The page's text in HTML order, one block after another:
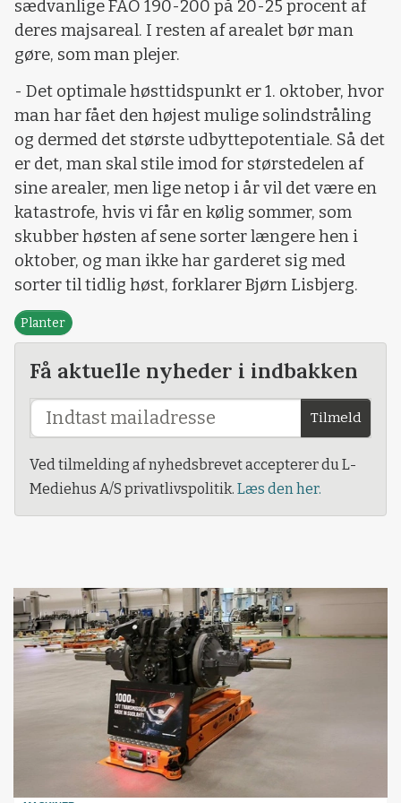
sædvanlige FAO 190-200 på 20-25 procent af
deres majsareal. I resten af arealet bør man
gøre, som man plejer.
- Det optimale høsttidspunkt er 1. oktober, hvor
man har fået den højest mulige solindstråling
og dermed det største udbyttepotentiale. Så det
er det, man skal stile imod for størstedelen af
sine arealer, men lige netop i år vil det være en
katastrofe, hvis vi får en kølig sommer, som
skubber høsten af sene sorter længere hen i
oktober, og man ikke har garderet sig med
sorter til tidlig høst, forklarer Bjørn Lisbjerg.
Planter
Få aktuelle nyheder i indbakken
Tilmeld
Ved tilmelding af nyhedsbrevet accepterer du L-
Mediehus A/S privatlivspolitik. Læs den her.